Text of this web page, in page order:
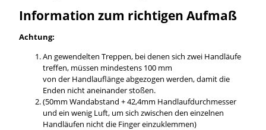
Information zum richtigen Aufmaß
Achtung:
An gewendelten Treppen, bei denen sich zwei Handläufe
treffen, müssen mindestens 100 mm
von der Handlauflänge abgezogen werden, damit die
Enden nicht aneinander stoßen.
(50mm Wandabstand + 42,4mm Handlaufdurchmesser
und ein wenig Luft, um sich zwischen den einzelnen
Handläufen nicht die Finger einzuklemmen)